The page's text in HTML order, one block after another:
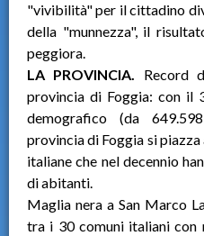
"vivibilità" per il cittadino
della "munnezza", il
peggiora.
LA PROVINCIA. Record
provincia di Foggia: con il
demografico (da
provincia di Foggia si
italiane che nel decennio
di abitanti.
Maglia nera a San Marco
tra i 30 comuni italiani con